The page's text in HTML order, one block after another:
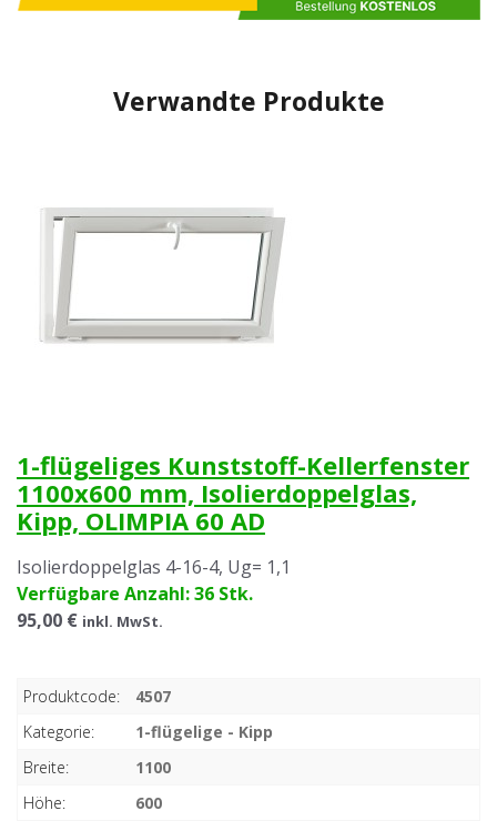
Verwandte Produkte
1-flügeliges Kunststoff-Kellerfenster
1100x600 mm, Isolierdoppelglas,
Kipp, OLIMPIA 60 AD
Isolierdoppelglas 4-16-4, Ug= 1,1
Verfügbare Anzahl: 36 Stk.
95,00 € inkl. MwSt.
Produktcode:
4507
Kategorie:
1-flügelige - Kipp
Breite:
1100
Höhe:
600